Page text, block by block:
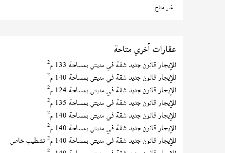
غير متاح
عقارات أخري متاحة
للإيجار قانون جديد شقة في مدينتي بمساحة 133 م 2
للإيجار قانون جديد شقة في مدينتي بمساحة 140 م 2
للإيجار قانون جديد شقة في مدينتي بمساحة 124 م 2
للإيجار قانون جديد شقة في مدينتي بمساحة 135 م 2
للإيجار قانون جديد شقة في مدينتي بمساحة 140 م 2
للإيجار قانون جديد شقة في مدينتي بمساحة 140 م 2
للإيجار قانون جديد شقة في مدينتي بمساحة 140 م 2تشطيب خاص
2